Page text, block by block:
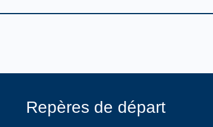
Repères de départ